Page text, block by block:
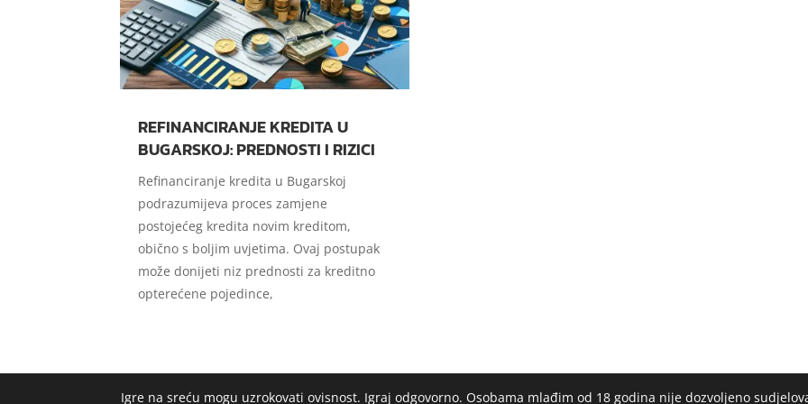
REFINANCIRANJE KREDITA U
BUGARSKOJ: PREDNOSTI I RIZICI
Refinanciranje kredita u Bugarskoj
podrazumijeva proces zamjene
postojećeg kredita novim kreditom,
obično s boljim uvjetima. Ovaj postupak
može donijeti niz prednosti za kreditno
opterećene pojedince,
Igre na sreću mogu uzrokovati ovisnost. Igraj odgovorno. Osobama mlađim od 18 godina nije dozvoljeno